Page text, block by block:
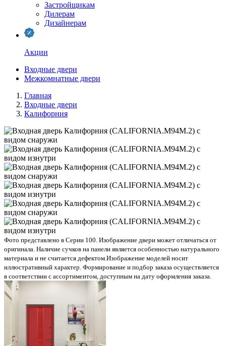
Застройщикам
Дилерам
Дизайнерам
Акции
Входные двери
Межкомнатные двери
Главная
Входные двери
Калифорния
Фото представлено в Серии 100. Изображение двери может отличаться от
оригинала. Наличие сучков на панели является особенностью натурального
материала и не считается дефектом.Изображение моделей носит
иллюстративный характер. Формирование и подбор заказа осуществляется
в соответствии с ассортиментом, доступным на дату оформления заказа.